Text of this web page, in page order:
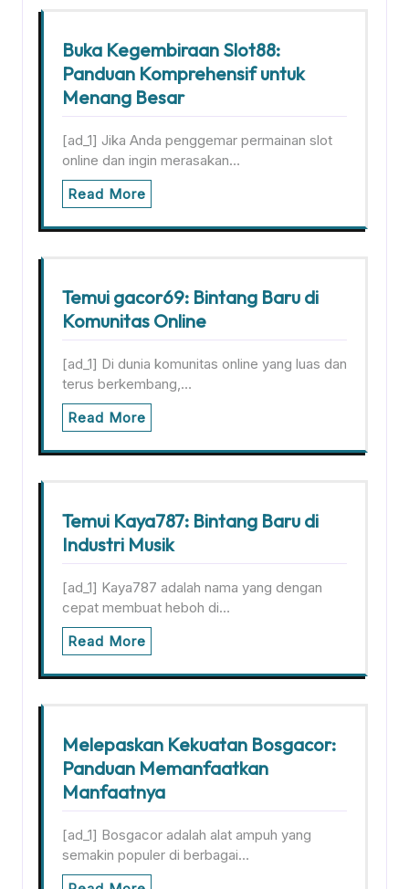
Buka Kegembiraan Slot88:
Panduan Komprehensif untuk
Menang Besar
[ad_1] Jika Anda penggemar permainan slot
online dan ingin merasakan…
Read More
Temui gacor69: Bintang Baru di
Komunitas Online
[ad_1] Di dunia komunitas online yang luas dan
terus berkembang,…
Read More
Temui Kaya787: Bintang Baru di
Industri Musik
[ad_1] Kaya787 adalah nama yang dengan
cepat membuat heboh di…
Read More
Melepaskan Kekuatan Bosgacor:
Panduan Memanfaatkan
Manfaatnya
[ad_1] Bosgacor adalah alat ampuh yang
semakin populer di berbagai…